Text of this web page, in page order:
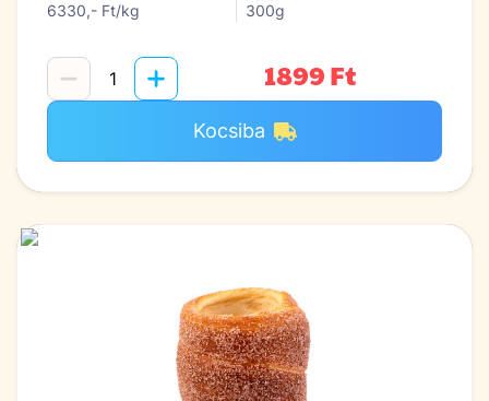
6330,- Ft/kg
300g
1899 Ft
Kocsiba